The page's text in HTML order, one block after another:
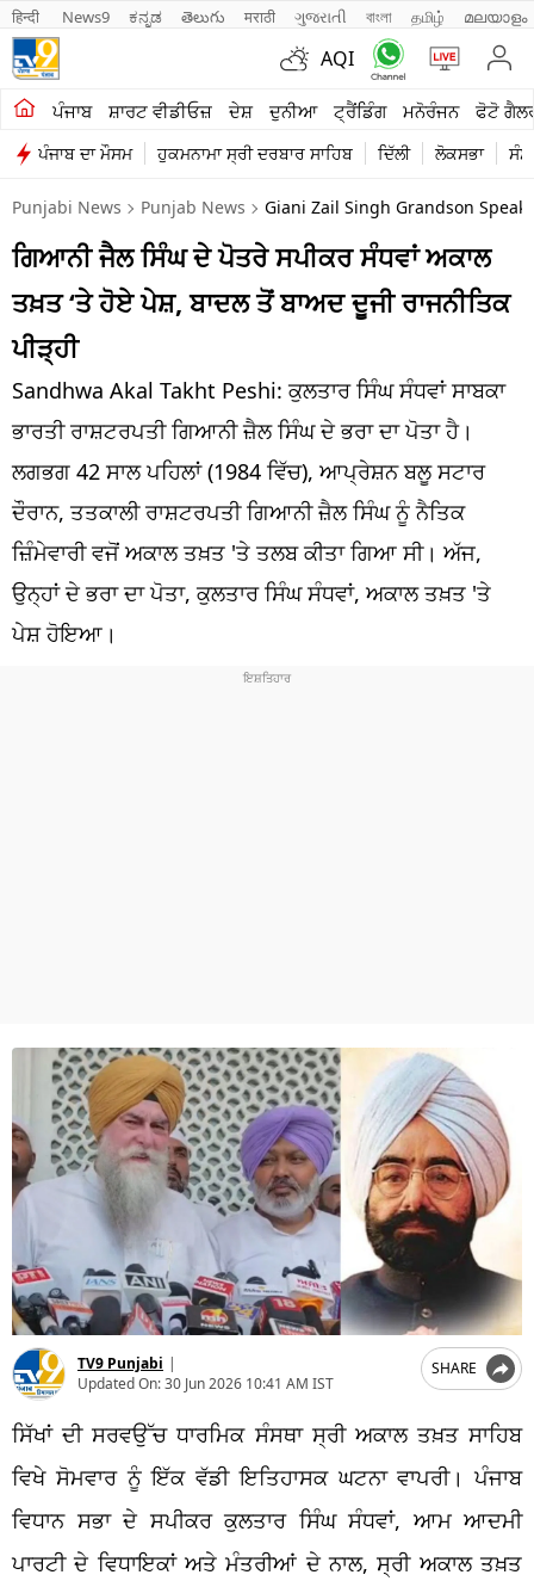
हिन्दी News9 ಕನ್ನಡ తెలుగు मराठी ગુજરાતી বাংলা தமிழ் മലയാളം
AQI
ਪੰਜਾਬ ਸ਼ਾਰਟ ਵੀਡੀਓਜ਼ ਦੇਸ਼ ਦੁਨੀਆ ਟ੍ਰੈਂਡਿੰਗ ਮਨੋਰੰਜਨ ਫੋਟੋ
ਪੰਜਾਬ ਦਾ ਮੌਸਮ ਹੁਕਮਨਾਮਾ ਸ੍ਰੀ ਦਰਬਾਰ ਸਾਹਿਬ ਦਿੱਲੀ ਲੋਕਸਭਾ
ਖੇਤੀਬਾੜੀ
ਸ਼ਾਰਟ ਵੀਡੀਓਜ਼
ਕਾਰੋਬਾਰ
ਕਰਿਅਰ
ਦੇਸ਼
ਲਾਈਫ ਸਟਾਈਲ
ਪੰਜਾਬ
ਧਰਮ
ਖੇਡਾਂ
Punjabi News Punjab News Giani Zail Singh Grandson
ਗਿਆਨੀ ਜੈਲ ਸਿੰਘ ਦੇ ਪੋਤਰੇ ਸਪੀਕਰ ਸੰਧਵਾਂ ਅਕਾਲ
ਤਖ਼ਤ ‘ਤੇ ਹੋਏ ਪੇਸ਼, ਬਾਦਲ ਤੋਂ ਬਾਅਦ ਦੂਜੀ ਰਾਜਨੀਤਿਕ
ਪੀੜ੍ਹੀ
Sandhwa Akal Takht Peshi: ਕੁਲਤਾਰ ਸਿੰਘ ਸੰਧਵਾਂ ਸਾਬਕਾ
ਭਾਰਤੀ ਰਾਸ਼ਟਰਪਤੀ ਗਿਆਨੀ ਜ਼ੈਲ ਸਿੰਘ ਦੇ ਭਰਾ ਦਾ ਪੋਤਾ ਹੈ।
ਲਗਭਗ 42 ਸਾਲ ਪਹਿਲਾਂ (1984 ਵਿੱਚ), ਆਪ੍ਰੇਸ਼ਨ ਬਲੂ ਸਟਾਰ
ਦੌਰਾਨ, ਤਤਕਾਲੀ ਰਾਸ਼ਟਰਪਤੀ ਗਿਆਨੀ ਜ਼ੈਲ ਸਿੰਘ ਨੂੰ ਨੈਤਿਕ
ਜ਼ਿੰਮੇਵਾਰੀ ਵਜੋਂ ਅਕਾਲ ਤਖ਼ਤ 'ਤੇ ਤਲਬ ਕੀਤਾ ਗਿਆ ਸੀ। ਅੱਜ,
ਉਨ੍ਹਾਂ ਦੇ ਭਰਾ ਦਾ ਪੋਤਾ, ਕੁਲਤਾਰ ਸਿੰਘ ਸੰਧਵਾਂ, ਅਕਾਲ ਤਖ਼ਤ 'ਤੇ
ਪੇਸ਼ ਹੋਇਆ।
TV9 Punjabi |
Updated On:30 Jun 2026 10:41 AM IST
SHARE
ਸਿੱਖਾਂ ਦੀ ਸਰਵਉੱਚ ਧਾਰਮਿਕ ਸੰਸਥਾ ਸ੍ਰੀ ਅਕਾਲ ਤਖ਼ਤ ਸਾਹਿਬ
ਵਿਖੇ ਸੋਮਵਾਰ ਨੂੰ ਇੱਕ ਵੱਡੀ ਇਤਿਹਾਸਕ ਘਟਨਾ ਵਾਪਰੀ। ਪੰਜਾਬ
ਵਿਧਾਨ ਸਭਾ ਦੇ ਸਪੀਕਰ ਕੁਲਤਾਰ ਸਿੰਘ ਸੰਧਵਾਂ, ਆਮ ਆਦਮੀ
ਪਾਰਟੀ ਦੇ ਵਿਧਾਇਕਾਂ ਅਤੇ ਮੰਤਰੀਆਂ ਦੇ ਨਾਲ, ਸ੍ਰੀ ਅਕਾਲ ਤਖ਼ਤ